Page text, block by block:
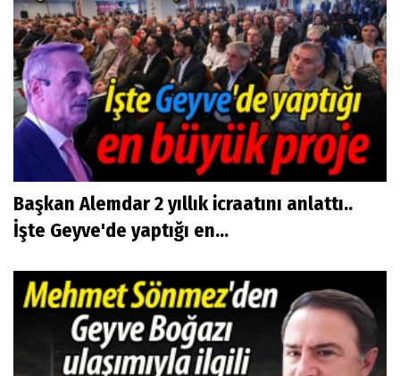
Başkan Alemdar 2 yıllık icraatını anlattı..
İşte Geyve'de yaptığı en...